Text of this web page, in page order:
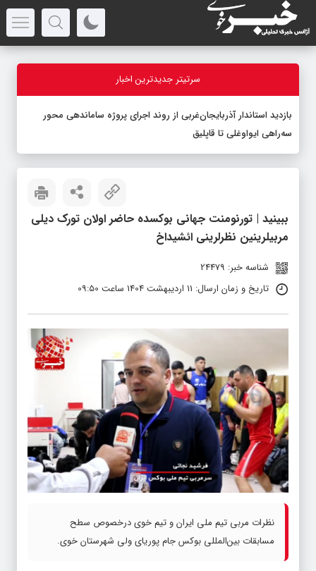
سرتیتر جدیدترین اخبار
بازدید استاندار آذربایجان‌غربی از روند اجرای پروژه ساماندهی محور
سه‌راهی ایواوغلی تا قاپلیق
ببینید | تورنومنت جهانی بوکسده حاضر اولان تورک دیلی
مربیلرینین نظرلرینی ائشیداخ
شناسه خبر: 24479
تاریخ و زمان ارسال: 11 اردیبهشت 1404 ساعت 09:50
نظرات مربی تیم ملی ایران و تیم خوی درخصوص سطح
مسابقات بین‌المللی بوکس جام پوریای ولی شهرستان خوی.